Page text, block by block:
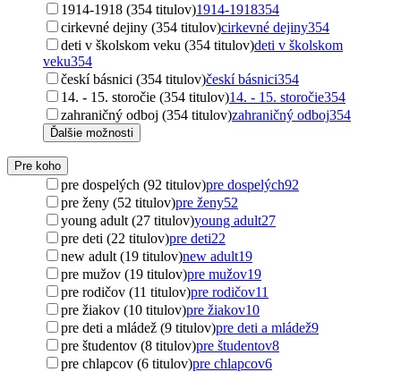
1914-1918 (354 titulov)1914-1918354
cirkevné dejiny (354 titulov)cirkevné dejiny354
deti v školskom veku (354 titulov)deti v školskom
veku354
českí básnici (354 titulov)českí básnici354
14. - 15. storočie (354 titulov)14. - 15. storočie354
zahraničný odboj (354 titulov)zahraničný odboj354
Ďalšie možnosti
Pre koho
pre dospelých (92 titulov)pre dospelých92
pre ženy (52 titulov)pre ženy52
young adult (27 titulov)young adult27
pre deti (22 titulov)pre deti22
new adult (19 titulov)new adult19
pre mužov (19 titulov)pre mužov19
pre rodičov (11 titulov)pre rodičov11
pre žiakov (10 titulov)pre žiakov10
pre deti a mládež (9 titulov)pre deti a mládež9
pre študentov (8 titulov)pre študentov8
pre chlapcov (6 titulov)pre chlapcov6